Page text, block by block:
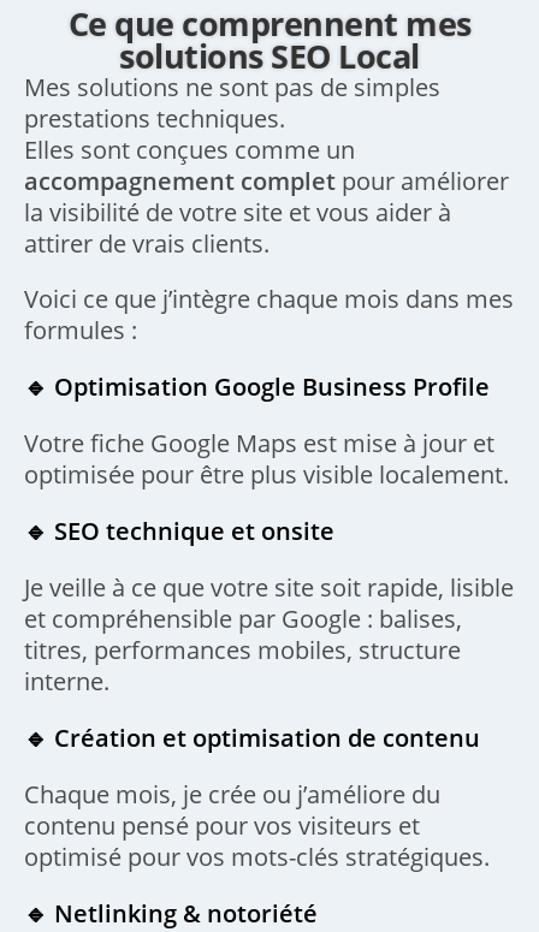
Ce que comprennent mes
solutions SEO Local
Mes solutions ne sont pas de simples
prestations techniques.
Elles sont conçues comme un
accompagnement complet pour améliorer
la visibilité de votre site et vous aider à
attirer de vrais clients.
Voici ce que j’intègre chaque mois dans mes
formules :
🔹 Optimisation Google Business Profile
Votre fiche Google Maps est mise à jour et
optimisée pour être plus visible localement.
🔹 SEO technique et onsite
Je veille à ce que votre site soit rapide, lisible
et compréhensible par Google : balises,
titres, performances mobiles, structure
interne.
🔹 Création et optimisation de contenu
Chaque mois, je crée ou j’améliore du
contenu pensé pour vos visiteurs et
optimisé pour vos mots-clés stratégiques.
🔹 Netlinking & notoriété